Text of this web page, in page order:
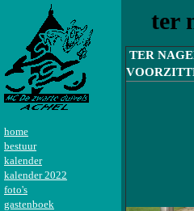
ter
TER
home
bestuur
kalender
kalender 2022
foto's
gastenboek